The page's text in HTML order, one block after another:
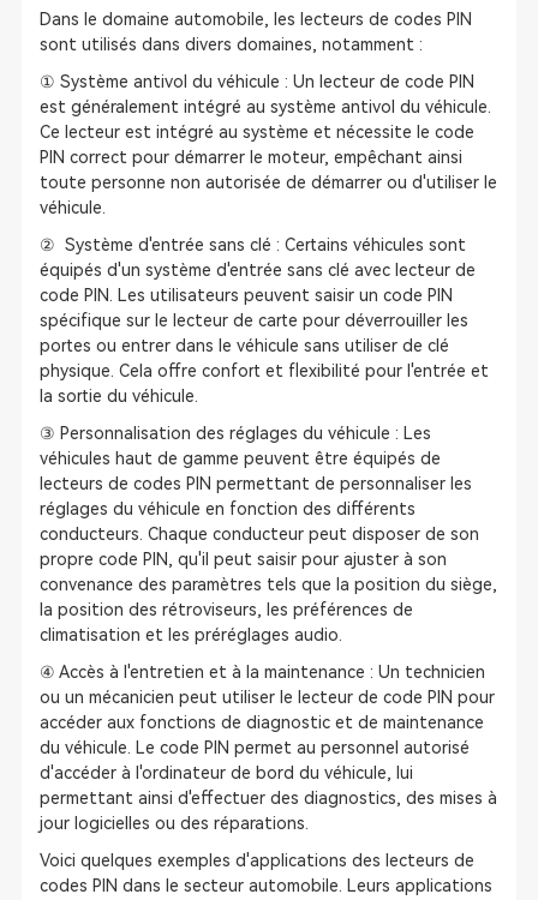
Dans le domaine automobile, les lecteurs de codes PIN
sont utilisés dans divers domaines, notamment :
① Système antivol du véhicule : Un lecteur de code PIN
est généralement intégré au système antivol du véhicule.
Ce lecteur est intégré au système et nécessite le code
PIN correct pour démarrer le moteur, empêchant ainsi
toute personne non autorisée de démarrer ou d'utiliser le
véhicule.
② Système d'entrée sans clé : Certains véhicules sont
équipés d'un système d'entrée sans clé avec lecteur de
code PIN. Les utilisateurs peuvent saisir un code PIN
spécifique sur le lecteur de carte pour déverrouiller les
portes ou entrer dans le véhicule sans utiliser de clé
physique. Cela offre confort et flexibilité pour l'entrée et
la sortie du véhicule.
③ Personnalisation des réglages du véhicule : Les
véhicules haut de gamme peuvent être équipés de
lecteurs de codes PIN permettant de personnaliser les
réglages du véhicule en fonction des différents
conducteurs. Chaque conducteur peut disposer de son
propre code PIN, qu'il peut saisir pour ajuster à son
convenance des paramètres tels que la position du siège,
la position des rétroviseurs, les préférences de
climatisation et les préréglages audio.
④ Accès à l'entretien et à la maintenance : Un technicien
ou un mécanicien peut utiliser le lecteur de code PIN pour
accéder aux fonctions de diagnostic et de maintenance
du véhicule. Le code PIN permet au personnel autorisé
d'accéder à l'ordinateur de bord du véhicule, lui
permettant ainsi d'effectuer des diagnostics, des mises à
jour logicielles ou des réparations.
Voici quelques exemples d'applications des lecteurs de
codes PIN dans le secteur automobile. Leurs applications